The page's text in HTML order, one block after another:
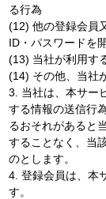
る行為
(12) 他の登録会員
ID・パスワードを
(13) 当社が利用す
(14) その他、当社
3. 当社は、本サー
する情報の送信行
るおそれがあると
することなく、当
のとします。
4. 登録会員は、本
す。